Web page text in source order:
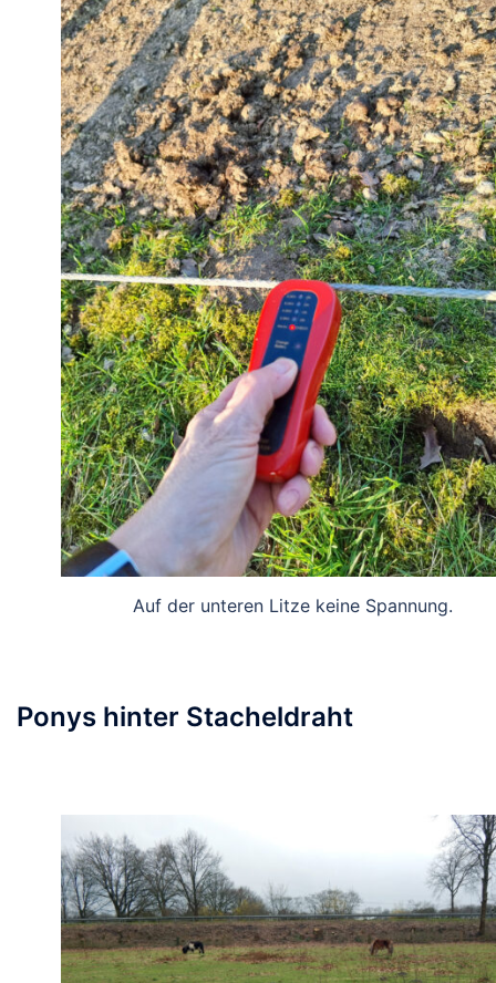
Auf der unteren Litze keine Spannung.
Ponys hinter Stacheldraht